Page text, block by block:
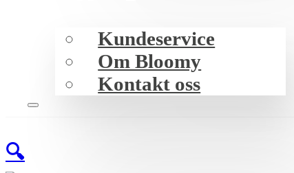
Kundeservice
Om Bloomy
Kontakt oss
🔍